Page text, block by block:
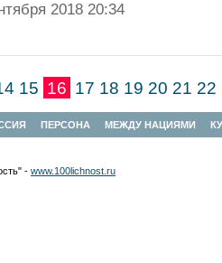
2018 20:34
15 16 17 18 19 20 21 22
ПЕРСОНА МЕЖДУ НАЦИЯМИ
- www.100lichnost.ru